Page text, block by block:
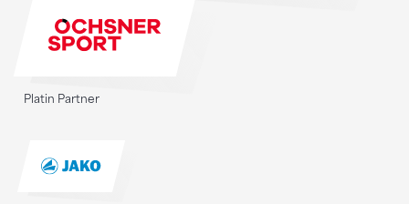
Platin Partner